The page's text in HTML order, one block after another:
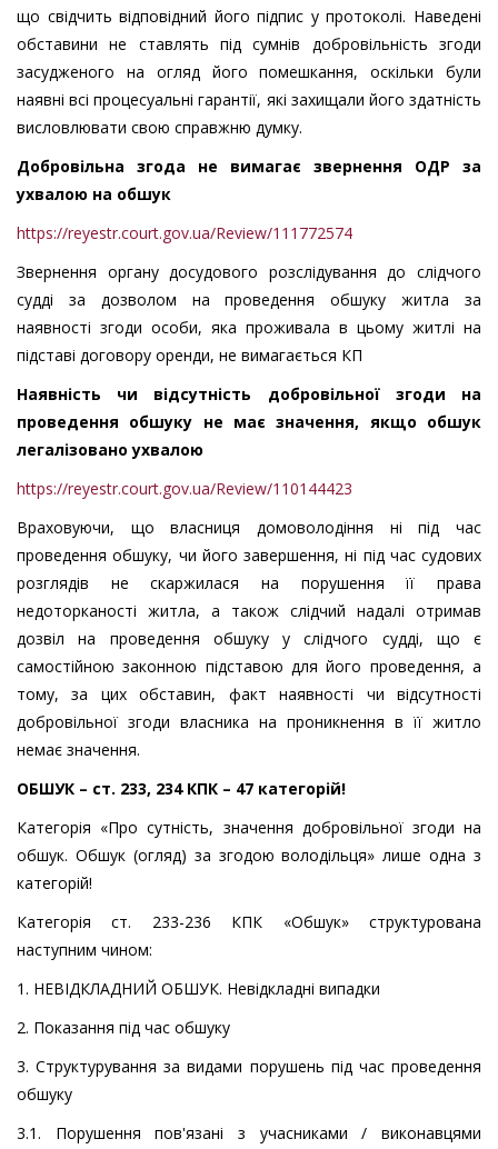
що свідчить відповідний його підпис у протоколі. Наведені
обставини не ставлять під сумнів добровільність згоди
засудженого на огляд його помешкання, оскільки були
наявні всі процесуальні гарантії, які захищали його здатність
висловлювати свою справжню думку.
Добровільна згода не вимагає звернення ОДР за
ухвалою на обшук
https://reyestr.court.gov.ua/Review/111772574
Звернення органу досудового розслідування до слідчого
судді за дозволом на проведення обшуку житла за
наявності згоди особи, яка проживала в цьому житлі на
підставі договору оренди, не вимагається КП
Наявність чи відсутність добровільної згоди на
проведення обшуку не має значення, якщо обшук
легалізовано ухвалою
https://reyestr.court.gov.ua/Review/110144423
Враховуючи, що власниця домоволодіння ні під час
проведення обшуку, чи його завершення, ні під час судових
розглядів не скаржилася на порушення її права
недоторканості житла, а також слідчий надалі отримав
дозвіл на проведення обшуку у слідчого судді, що є
самостійною законною підставою для його проведення, а
тому, за цих обставин, факт наявності чи відсутності
добровільної згоди власника на проникнення в її житло
немає значення.
ОБШУК – ст. 233, 234 КПК – 47 категорій!
Категорія «Про сутність, значення добровільної згоди на
обшук. Обшук (огляд) за згодою володільця» лише одна з
категорій!
Категорія ст. 233-236 КПК «Обшук» структурована
наступним чином:
1. НЕВІДКЛАДНИЙ ОБШУК. Невідкладні випадки
2. Показання під час обшуку
3. Структурування за видами порушень під час проведення
обшуку
3.1. Порушення пов'язані з учасниками / виконавцями